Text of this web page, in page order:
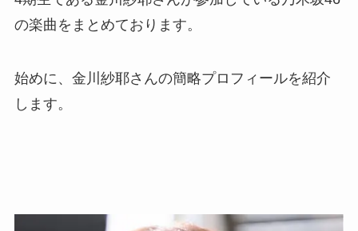
の楽曲をまとめております。
始めに、金川紗耶さんの簡略プロフィールを紹介
します。